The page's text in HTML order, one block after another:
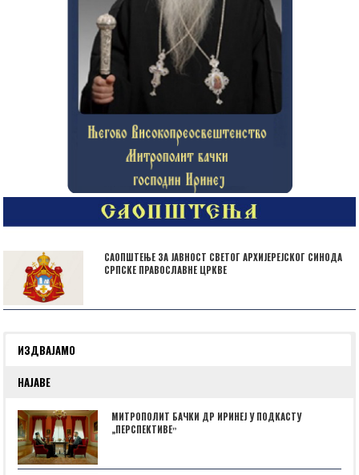
САОПШТЕЊЕ ЗА ЈАВНОСТ СВЕТОГ АРХИЈЕРЕЈСКОГ СИНОДА
СРПСКЕ ПРАВОСЛАВНЕ ЦРКВЕ
ИЗДВАЈАМО
НАЈАВЕ
МИТРОПОЛИТ БАЧКИ ДР ИРИНЕЈ У ПОДКАСТУ
„ПЕРСПЕКТИВЕˮ